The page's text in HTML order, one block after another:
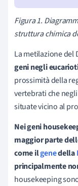
Figura 1.
struttura chimica
La metilazione del
geni negli
prossimità della
vertebrati che
situate vicino al
Nei geni
maggior parte
come ilgenedella
principalmente
housekeeping